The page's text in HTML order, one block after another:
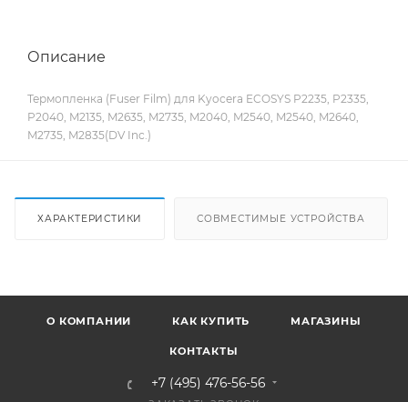
Описание
Термопленка (Fuser Film) для Kyocera ECOSYS P2235, P2335,
P2040, M2135, M2635, M2735, M2040, M2540, M2540, M2640,
M2735, M2835(DV Inc.)
ХАРАКТЕРИСТИКИ СОВМЕСТИМЫЕ УСТРОЙСТВА
О КОМПАНИИ КАК КУПИТЬ МАГАЗИНЫ
КОНТАКТЫ
+7 (495) 476-56-56